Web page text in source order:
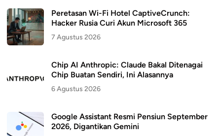
Peretasan Wi-Fi Hotel CaptiveCrunch:
Hacker Rusia Curi Akun Microsoft 365
7 Agustus 2026
Chip AI Anthropic: Claude Bakal Ditenagai
Chip Buatan Sendiri, Ini Alasannya
6 Agustus 2026
Google Assistant Resmi Pensiun September
2026, Digantikan Gemini